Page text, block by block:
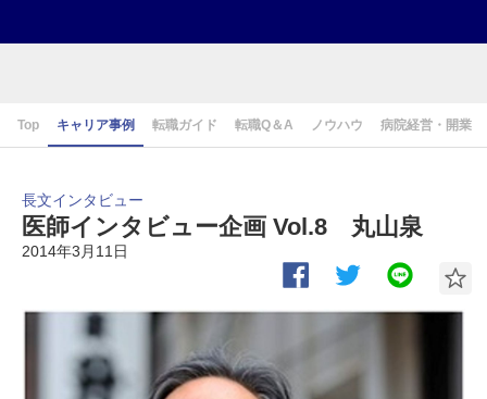
Top キャリア事例 転職ガイド 転職Q＆A ノウハウ 病院経営・開業
長文インタビュー
医師インタビュー企画 Vol.8 丸山泉
2014年3月11日